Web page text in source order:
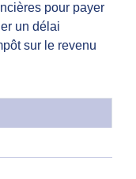
pour payer
un délai
sur le revenu